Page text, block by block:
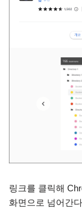
링크를 클릭해
화면으로 넘어간